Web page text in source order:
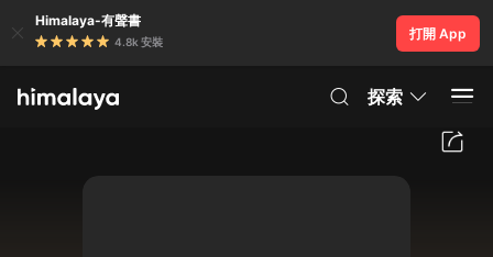
Himalaya-有聲書
4.8k 安裝
打開 App
探索